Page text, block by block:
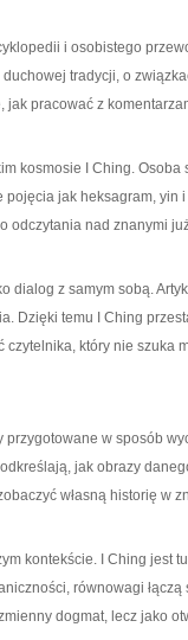
i osobistego
tradycji, o
pracować z
kosmosie I Ching.
jak heksagram, yin
odczytania nad znanymi
dialog z samym sobą.
Dzięki temu I Ching
czytelnika, który nie szuka
przygotowane w sposób
jak obrazy
własną historię w
kontekście. I Ching jest
równowagi
dogmat, lecz jako